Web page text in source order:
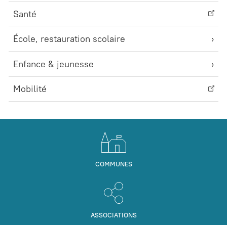
Santé
École, restauration scolaire
Enfance & jeunesse
Mobilité
COMMUNES
ASSOCIATIONS